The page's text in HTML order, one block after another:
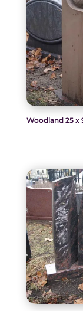
Woodland 25 x